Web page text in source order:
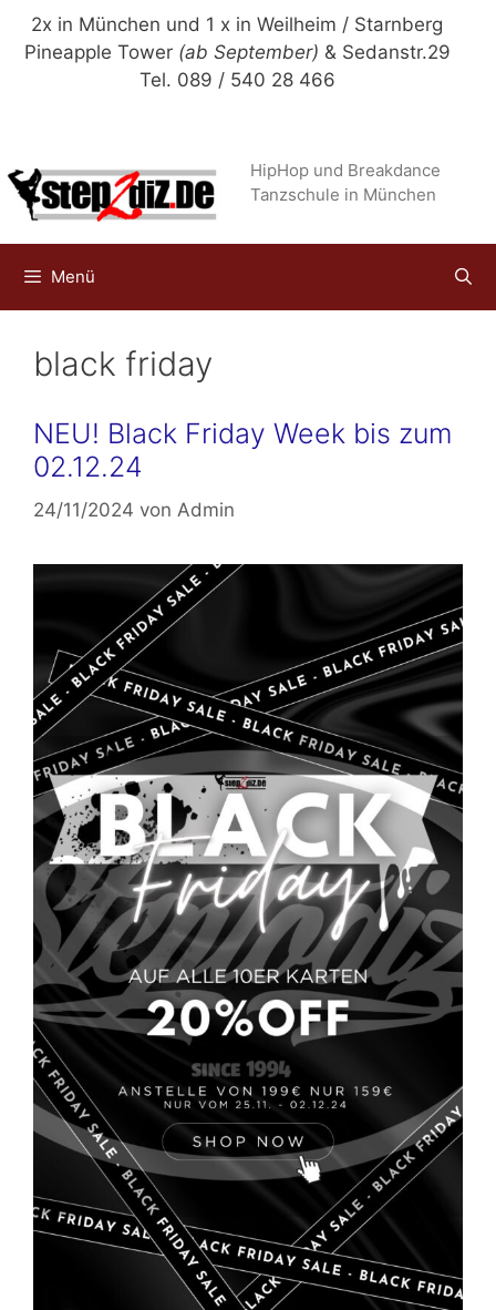
Zum
Inhalt
2x in München und 1 x in Weilheim / Starnberg
Pineapple Tower (ab September) & Sedanstr.29
Tel. 089 / 540 28 466
HipHop und Breakdance
Tanzschule in München
Menü
black friday
NEU! Black Friday Week bis zum
02.12.24
24/11/2024 von Admin